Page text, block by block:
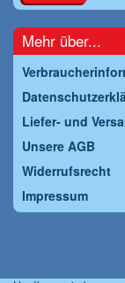
Mehr über...
Liefer- und
Unsere AGB
Widerrufsrecht
Impressum